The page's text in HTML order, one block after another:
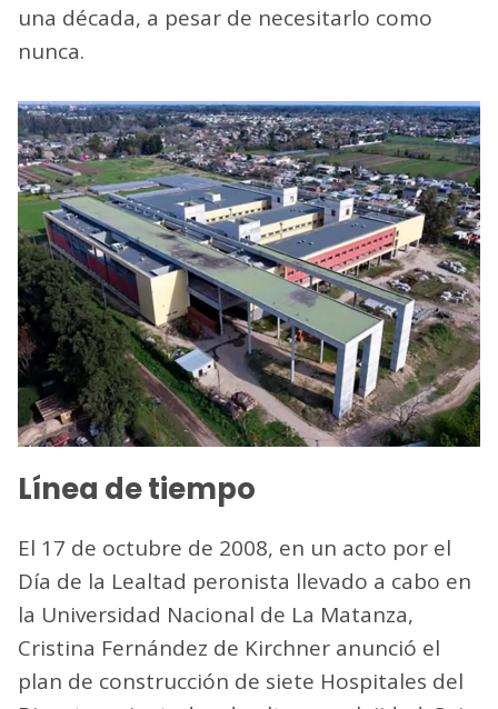
una década, a pesar de necesitarlo como
nunca.
Línea de tiempo
El 17 de octubre de 2008, en un acto por el
Día de la Lealtad peronista llevado a cabo en
la Universidad Nacional de La Matanza,
Cristina Fernández de Kirchner anunció el
plan de construcción de siete Hospitales del